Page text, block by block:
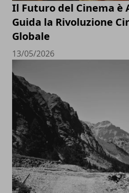
Il Futuro del Cinema è
Guida la Rivoluzione
Globale
13/05/2026